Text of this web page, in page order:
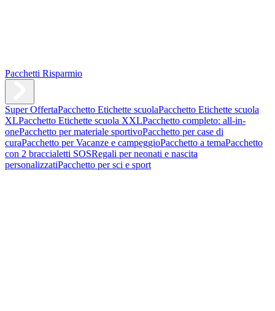
Pacchetti Risparmio
Super OffertaPacchetto Etichette scuolaPacchetto Etichette scuola
XLPacchetto Etichette scuola XXLPacchetto completo: all-in-
onePacchetto per materiale sportivoPacchetto per case di
curaPacchetto per Vacanze e campeggioPacchetto a temaPacchetto
con 2 braccialetti SOSRegali per neonati e nascita
personalizzatiPacchetto per sci e sport